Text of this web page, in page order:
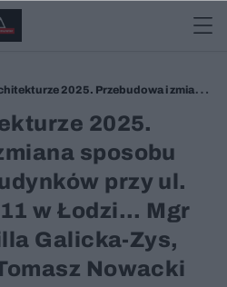
2025. Przebudowa i zmiana
przy ul. Włókienniczej 11 w Łodzi...
mgr inż. arch. Tomasz Nowacki
2025.
sposobu
przy ul.
w Łodzi... Mgr
Galicka-Zys,
Nowacki